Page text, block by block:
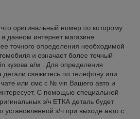
оригинальный номер по которому
данном интернет магазине
точного определения необходимой
и означает более точный
кузова а/м . Для определения
детали свяжитесь по телефону или
или смс с № vin Вашего авто и
С помощью специальной
з/ч ЕТКА деталь будет
установленной з/ч при выходе авто с